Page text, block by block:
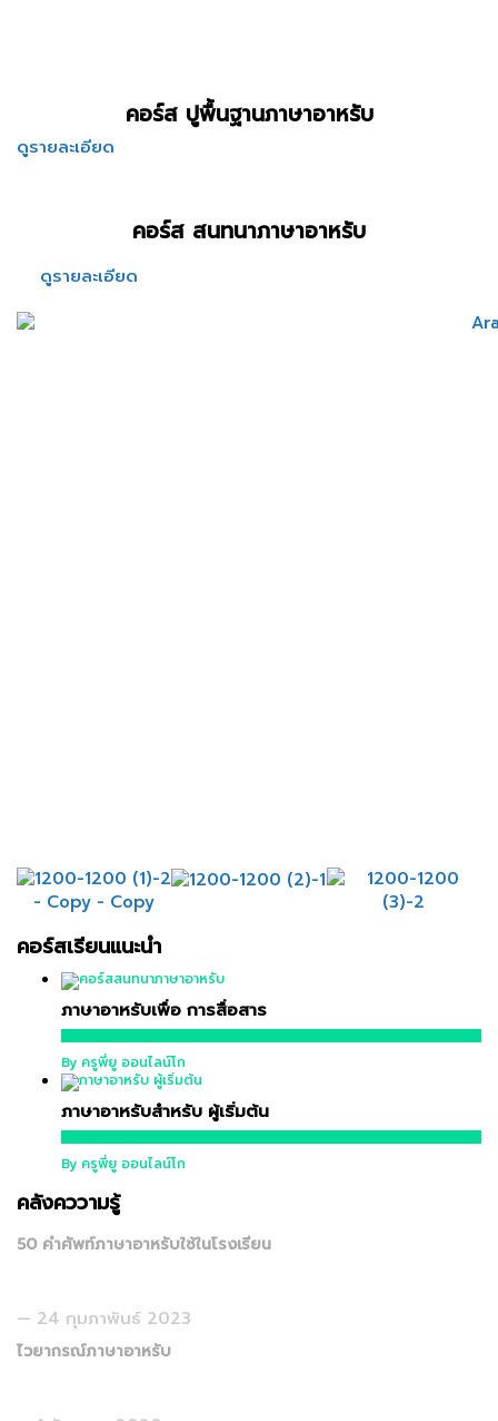
คอร์ส ปูพื้นฐานภาษาอาหรับ
ดูรายละเอียด
คอร์ส สนทนาภาษาอาหรับ
ดูรายละเอียด
คอร์สเรียนแนะนำ
ภาษาอาหรับเพื่อ การสื่อสาร
16,900 บาท
By ครูพี่ยู ออนไลน์โก
ภาษาอาหรับสำหรับ ผู้เริ่มต้น
12,900 บาท
By ครูพี่ยู ออนไลน์โก
คลังคววามรู้
50 คำศัพท์ภาษาอาหรับใช้ในโรงเรียน
24 กุมภาพันธ์ 2023
ไวยากรณ์ภาษาอาหรับ